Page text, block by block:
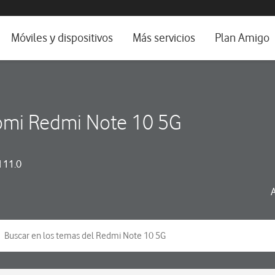
e idioma
Móviles y dispositivos
Ver todos
Más servicios Plan Amigo
Redmi Note 10 5G
11.0